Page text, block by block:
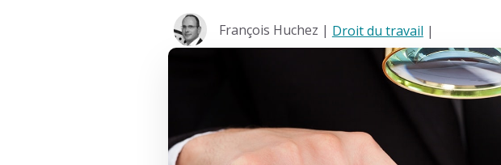
François Huchez | Droit du travail |